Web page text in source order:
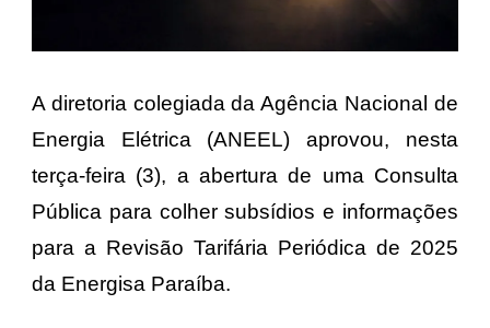
A diretoria colegiada da Agência Nacional de
Energia Elétrica (ANEEL) aprovou, nesta
terça-feira (3), a abertura de uma Consulta
Pública para colher subsídios e informações
para a Revisão Tarifária Periódica de 2025
da Energisa Paraíba.